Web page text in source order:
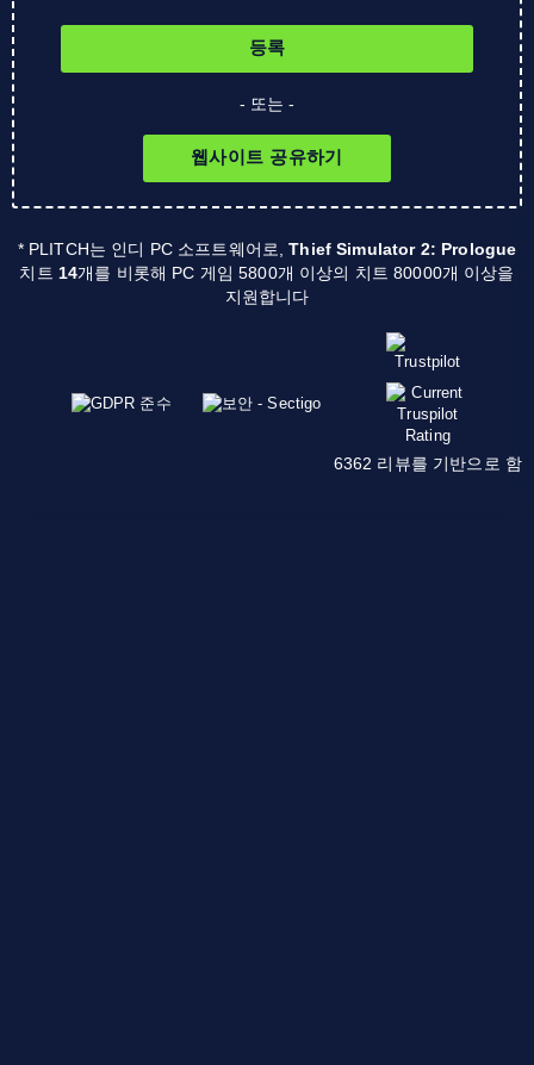
등록
- 또는 -
웹사이트 공유하기
* PLITCH는 인디 PC 소프트웨어로,Thief Simulator 2: Prologue
치트 14개를 비롯해 PC 게임 5800개 이상의 치트 80000개 이상을
지원합니다
6362 리뷰를 기반으로 함